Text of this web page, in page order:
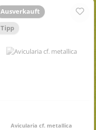
Ausverkauft
Tipp
Avicularia cf. metallica